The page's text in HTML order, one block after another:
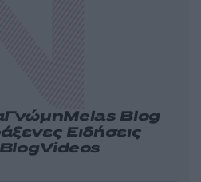
ΓνώμηMelas Blog
Ειδήσεις
Videos